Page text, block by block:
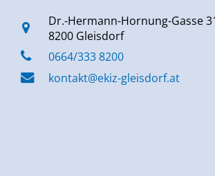
Dr.-Hermann-Hornung-Gasse
8200 Gleisdorf
0664/333 8200
kontakt@ekiz-gleisdorf.at